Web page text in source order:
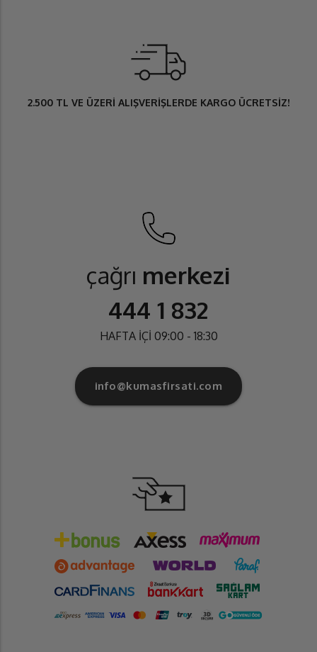
2.500 TL VE ÜZERİ ALIŞVERİŞLERDE KARGO ÜCRETSİZ!
çağrı merkezi
444 1 832
HAFTA İÇİ 09:00 - 18:30
info@kumasfirsati.com